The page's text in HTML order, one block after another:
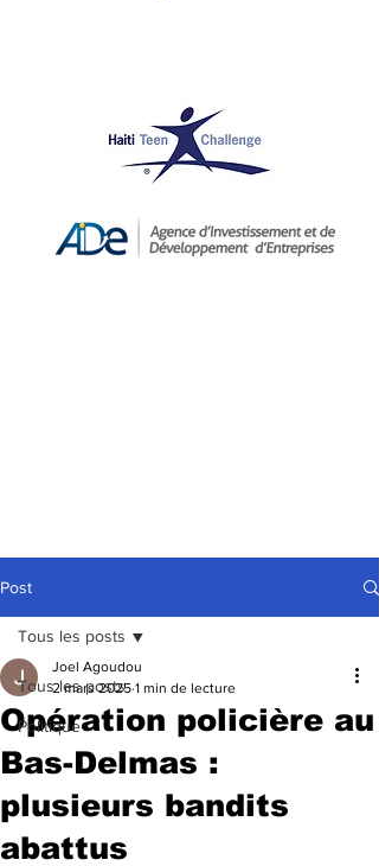
Post
Tous les posts
Politique
Tous les posts
Opération policière au
Bas-Delmas :
plusieurs bandits
abattus
Joel Agoudou
2 mars 2025 1 min de lecture